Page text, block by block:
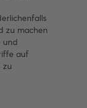
zu machen
und
auf
zu